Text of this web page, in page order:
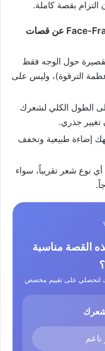
بقصة كاملة.
ما الذي يميز Face-Framing Layers عن قصات
القصيرة حول الوجه فقط
الترقوة)، وليس على
الطول الكلي لشعرك
جذري.
إضاءة طبيعية وتخفف
نوع شعر تقريباً، سواء
القصة مناسبة
لتحصلي على تقييم مخصص
شعرك